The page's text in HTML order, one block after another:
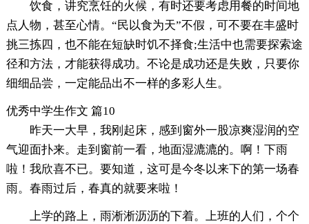
饮食，讲究烹饪的火候，有时还要考虑用餐的时间地
点人物，甚至心情。“民以食为天”不假，可不要在丰盛时
挑三拣四，也不能在短缺时饥不择食;生活中也需要探索途
径和方法，才能获得成功。不论是成功还是失败，只要你
细细品尝，一定能品出不一样的多彩人生。
优秀中学生作文 篇10
昨天一大早，我刚起床，感到窗外一股凉爽湿润的空
气迎面扑来。走到窗前一看，地面湿漉漉的。啊！下雨
啦！我欣喜不已。要知道，这可是今冬以来下的第一场春
雨。春雨过后，春真的就要来啦！
上学的路上，雨淅淅沥沥的下着。上班的人们，个个